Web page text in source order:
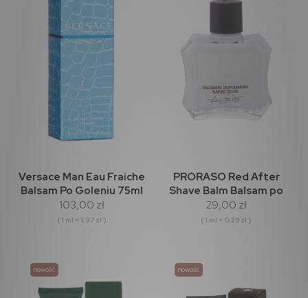
Versace Man Eau Fraiche
Balsam Po Goleniu 75ml
103,00 zł
( 1 ml = 1,37 zł )
PRORASO Red After
Shave Balm Balsam po
goleniu 100ml
29,00 zł
( 1 ml = 0,29 zł )
nowość nowość